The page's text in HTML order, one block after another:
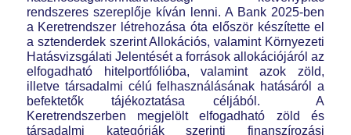
rendszeres szereplője kíván lenni. A Bank 2025-ben
a Keretrendszer létrehozása óta először készítette el
a sztenderdek szerint Allokációs, valamint Környezeti
Hatásvizsgálati Jelentését a források allokációjáról az
elfogadható hitelportfólióba, valamint azok zöld,
illetve társadalmi célú felhasználásának hatásáról a
befektetők tájékoztatása céljából. A
Keretrendszerben megjelölt elfogadható zöld és
társadalmi kategóriák szerinti finanszírozási